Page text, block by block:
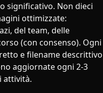
significativo. Non dieci
ottimizzate:
del team, delle
(con consenso). Ogni
e filename descrittivo
aggiornate ogni 2-3
attività.